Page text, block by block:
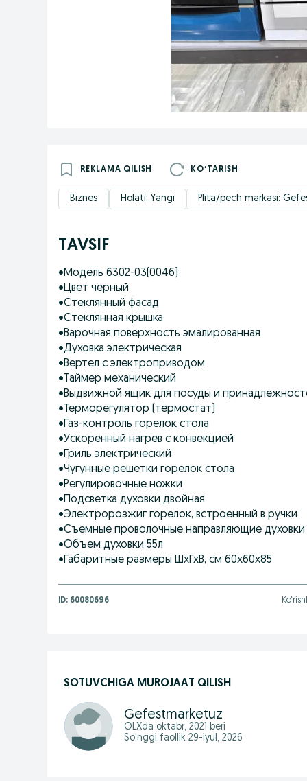
REKLAMA QILISH KOʻTARISH
Biznes Holati: Yangi Plita/pech markasi:
TAVSIF
•Модель 6302-03(0046)
•Цвет чёрный
•Стеклянный фасад
•Стеклянная крышка
•Варочная поверхность эмалированная
•Духовка электрическая
•Вертел с электроприводом
•Таймер механический
•Выдвижной ящик для посуды и
•Терморегулятор (термостат)
•Газ-контроль горелок стола
•Ускоренный нагрев с конвекцией
•Гриль электрический
•Чугунные решетки горелок стола
•Регулировочные ножки
•Подсветка духовки двойная
•Электророзжиг горелок, встроенный в ручки
•Съемные проволочные направляющие духовки
•Объем духовки 55л
•Габаритные размеры ШхГхВ, см 60х60х85
ID: 60080696
SOTUVCHIGA MUROJAAT QILISH
Gefestmarketuz
OLXda oktabr, 2021 beri
So'nggi faollik 29-iyul, 2026